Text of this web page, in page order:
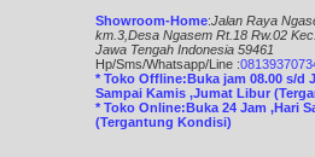
Showroom-Home:Jalan Raya
km.3,Desa Ngasem Rt.18 Rw.02
Jawa Tengah Indonesia 59461
Hp/Sms/Whatsapp/Line :
* Toko Offline:Buka jam 08.00 s/d
Sampai Kamis ,Jumat Libur
* Toko Online:Buka 24 Jam ,Hari
(Tergantung Kondisi)